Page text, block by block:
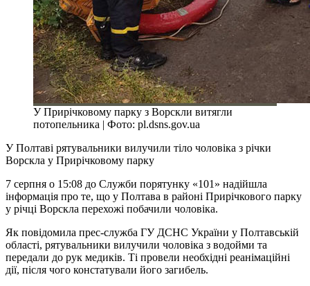
У Прирічковому парку з Ворскли витягли
потопельника | Фото: pl.dsns.gov.ua
У Полтаві рятувальники вилучили тіло чоловіка з річки
Ворскла у Прирічковому парку
7 серпня о 15:08 до Служби порятунку «101» надійшла
інформація про те, що у Полтава в районі Прирічкового парку
у річці Ворскла перехожі побачили чоловіка.
Як повідомила прес-служба ГУ ДСНС України у Полтавській
області, рятувальники вилучили чоловіка з водойми та
передали до рук медиків. Ті провели необхідні реанімаційні
дії, після чого констатували його загибель.